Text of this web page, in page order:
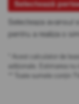
Selectează
Selecteaza
pentru a realiza o
* Acest calculator de
adiționale. Estimarea nu
** Toate sumele conțin